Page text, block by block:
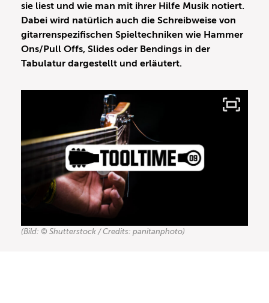
sie liest und wie man mit ihrer Hilfe Musik notiert.
Dabei wird natürlich auch die Schreibweise von
gitarrenspezifischen Spieltechniken wie Hammer
Ons/Pull Offs, Slides oder Bendings in der
Tabulatur dargestellt und erläutert.
(Bild: © Shutterstock / Credits: panitanphoto)